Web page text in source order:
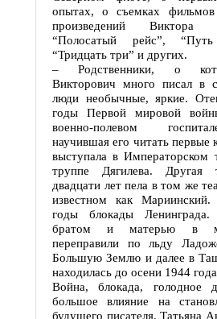
опытах, о съемках фильмов
произведений Виктора
“Полосатый рейс”,
“Тридцать три” и других.
– Родственники, о
Викторович много писал в
люди необычные, яркие.
годы Первой мировой
военно-полевом
научившая его читать первые
выступала в Императорском
труппе Дягилева. Другая
двадцати лет пела в том же
известном как
годы блокады
братом и матерью в
переправили по льду
Большую Землю и далее в
находилась до осени 1944
Война, блокада, голодное
большое влияние на
будущего писателя. Татьяна